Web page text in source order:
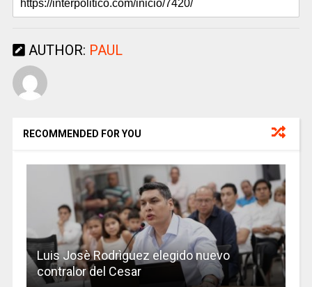
AUTHOR: PAUL
RECOMMENDED FOR YOU
Luis Josè Rodrìguez elegido nuevo
contralor del Cesar